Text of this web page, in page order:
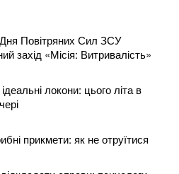
Повітряних Сил ЗСУ
захід «Місія: Витривалість»
локони: цього літа в
прикмети: як не отруїтися